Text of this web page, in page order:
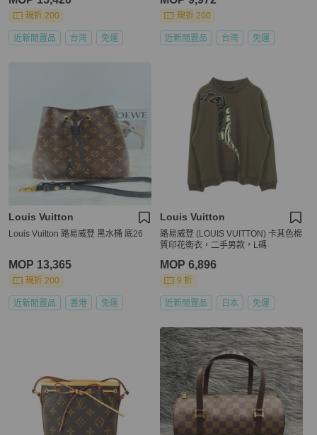
現折 200
近新閒置品 台灣 免運
現折 200
近新閒置品 台灣 免運
Louis Vuitton
Louis Vuitton 路易威登 黑水桶 底26
MOP 13,365
現折 200
近新閒置品 香港 免運
Louis Vuitton
路易威登 (LOUIS VUITTON) 卡其色棉
質印花衛衣，二手男款，L碼
MOP 6,896
9 折
近新閒置品 日本 免運